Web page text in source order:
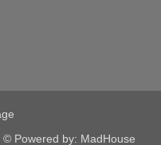
Powered by: MadHouse